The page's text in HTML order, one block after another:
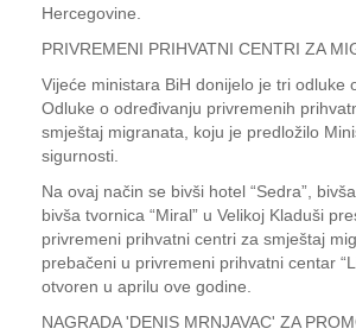
Hercegovine.
PRIVREMENI PRIHVATNI CENTRI ZA
Vijeće ministara BiH donijelo je tri odluke
Odluke o određivanju privremenih
smještaj migranata, koju je predložilo
sigurnosti.
Na ovaj način se bivši hotel “Sedra”,
bivša tvornica “Miral” u Velikoj Kladuši
privremeni prihvatni centri za smještaj
prebačeni u privremeni prihvatni centar
otvoren u aprilu ove godine.
NAGRADA 'DENIS MRNJAVAC' ZA